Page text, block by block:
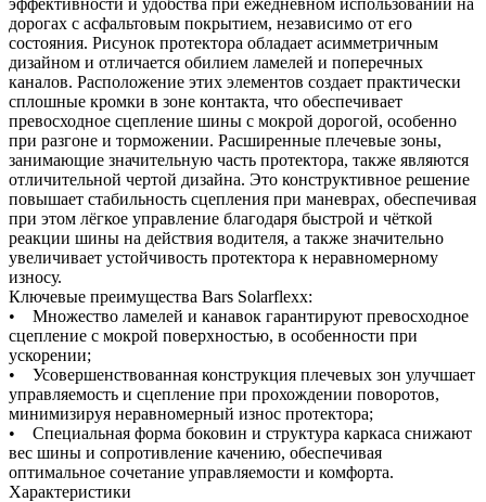
дорогах с асфальтовым покрытием, независимо от его
состояния. Рисунок протектора обладает асимметричным
дизайном и отличается обилием ламелей и поперечных
каналов. Расположение этих элементов создает практически
сплошные кромки в зоне контакта, что обеспечивает
превосходное сцепление шины с мокрой дорогой, особенно
при разгоне и торможении. Расширенные плечевые зоны,
занимающие значительную часть протектора, также являются
отличительной чертой дизайна. Это конструктивное решение
повышает стабильность сцепления при маневрах, обеспечивая
при этом лёгкое управление благодаря быстрой и чёткой
реакции шины на действия водителя, а также значительно
увеличивает устойчивость протектора к неравномерному
износу.
Ключевые преимущества Bars Solarflexx:
• Множество ламелей и канавок гарантируют превосходное
сцепление с мокрой поверхностью, в особенности при
ускорении;
• Усовершенствованная конструкция плечевых зон улучшает
управляемость и сцепление при прохождении поворотов,
минимизируя неравномерный износ протектора;
• Специальная форма боковин и структура каркаса снижают
вес шины и сопротивление качению, обеспечивая
оптимальное сочетание управляемости и комфорта.
Характеристики